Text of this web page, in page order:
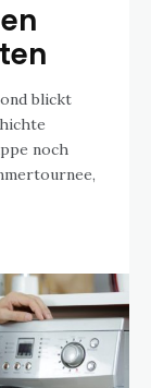
blickt
noch